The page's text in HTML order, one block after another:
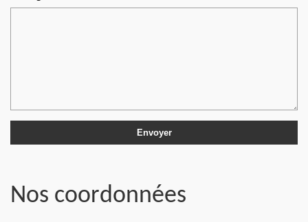
Nos coordonnées